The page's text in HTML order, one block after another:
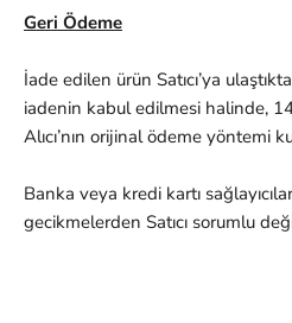
Geri Ödeme
İade edilen ürün Satıcı’ya
iadenin kabul edilmesi halinde,
Alıcı’nın orijinal ödeme yöntemi
Banka veya kredi kartı
gecikmelerden Satıcı sorumlu